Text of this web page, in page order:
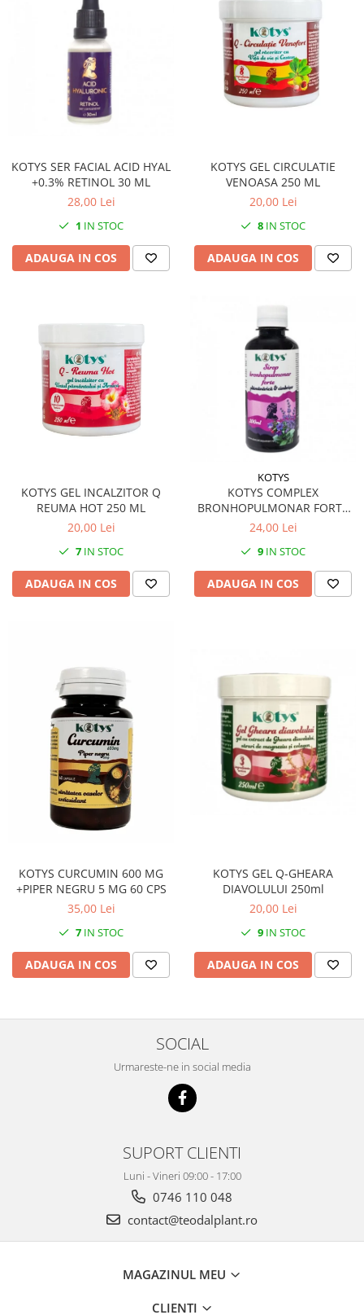
KOTYS SER FACIAL ACID HYAL
+0.3% RETINOL 30 ML
28,00 Lei
1 IN STOC
ADAUGA IN COS
KOTYS GEL CIRCULATIE
VENOASA 250 ML
20,00 Lei
8 IN STOC
ADAUGA IN COS
KOTYS GEL INCALZITOR Q
REUMA HOT 250 ML
20,00 Lei
7 IN STOC
ADAUGA IN COS
KOTYS
KOTYS COMPLEX
BRONHOPULMONAR FORTE
SIROP 200 ML
24,00 Lei
9 IN STOC
ADAUGA IN COS
KOTYS CURCUMIN 600 MG
+PIPER NEGRU 5 MG 60 CPS
35,00 Lei
7 IN STOC
ADAUGA IN COS
KOTYS GEL Q-GHEARA
DIAVOLULUI 250ml
20,00 Lei
9 IN STOC
ADAUGA IN COS
SOCIAL
Urmareste-ne in social media
SUPORT CLIENTI
Luni - Vineri 09:00 - 17:00
0746 110 048
contact@teodalplant.ro
MAGAZINUL MEU
CLIENTI